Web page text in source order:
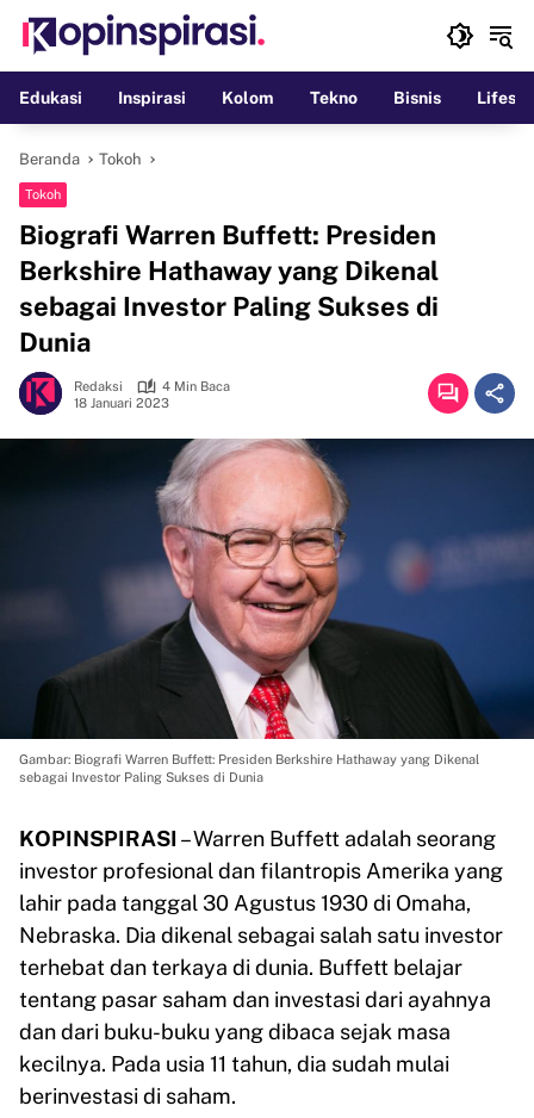
konten
Edukasi
Inspirasi Kolom Tekno Bisnis
Beranda Tokoh
Tokoh
Biografi Warren Buffett: Presiden
Berkshire Hathaway yang Dikenal
sebagai Investor Paling Sukses di
Dunia
Redaksi
4 Min Baca
18 Januari 2023
Gambar: Biografi Warren Buffett: Presiden Berkshire Hathaway yang Dikenal
sebagai Investor Paling Sukses di Dunia
KOPINSPIRASI – Warren Buffett adalah seorang
investor profesional dan filantropis Amerika yang
lahir pada tanggal 30 Agustus 1930 di Omaha,
Nebraska. Dia dikenal sebagai salah satu investor
terhebat dan terkaya di dunia. Buffett belajar
tentang pasar saham dan investasi dari ayahnya
dan dari buku-buku yang dibaca sejak masa
kecilnya. Pada usia 11 tahun, dia sudah mulai
berinvestasi di saham.